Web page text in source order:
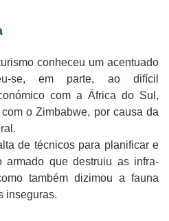
conheceu um acentuado
se, em parte, ao difícil
com a África do Sul,
o Zimbabwe, por causa da
de técnicos para planificar e
que destruiu as infra-
também dizimou a fauna
inseguras.